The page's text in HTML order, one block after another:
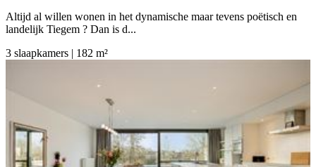
Altijd al willen wonen in het dynamische maar tevens poëtisch en
landelijk Tiegem ? Dan is d...
3 slaapkamers | 182 m²